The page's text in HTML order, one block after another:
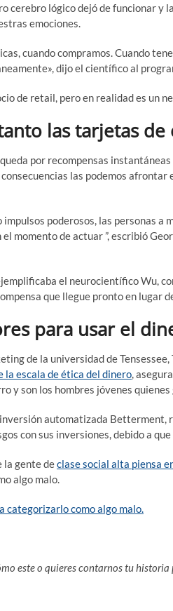
cerebro lógico dejó de funcionar y
emociones.
cuando compramos. Cuando
dijo el científico al
de retail, pero en realidad es un
las tarjetas
por recompensas
las podemos
poderosos, las personas
momento de actuar ”, escribió
el neurocientífico Wu,
que llegue pronto en lugar
para usar el
de la universidad de
escala de ética del dinero,
y son los hombres jóvenes quienes
automatizada Betterment,
con sus inversiones, debido a
la gente declase social alta piensa
algo malo.
categorizarlo como algo malo.
este o quieres contarnos tu